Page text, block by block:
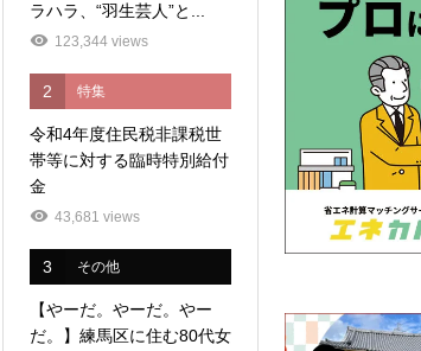
ラハラ、“羽生芸人”と...
123,344 views
2 特集
令和4年度住民税非課税世
帯等に対する臨時特別給付
金
43,681 views
3 その他
【やーだ。やーだ。やー
だ。】練馬区に住む80代女